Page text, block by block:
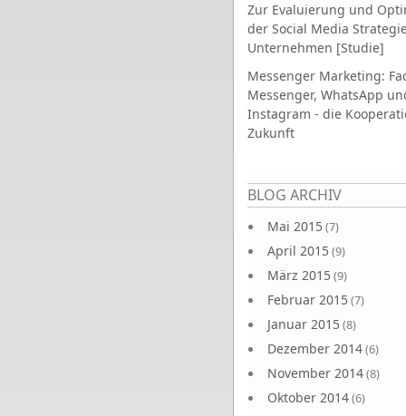
Zur Evaluierung und
der Social Media
Unternehmen [Studie]
Messenger Marketing:
Messenger, WhatsApp
Instagram - die
Zukunft
BLOG ARCHIV
Mai 2015(7)
April 2015(9)
März 2015(9)
Februar 2015(7)
Januar 2015(8)
Dezember 2014(6)
November 2014(8)
Oktober 2014(6)
Seiten